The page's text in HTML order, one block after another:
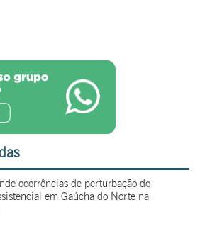
ocorrências de perturbação do
em Gaúcha do Norte na